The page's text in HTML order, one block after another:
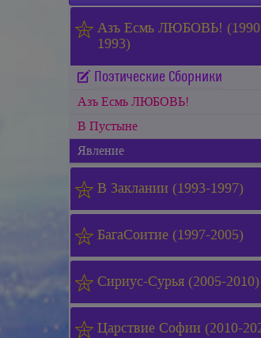
Азъ Есмь ЛЮБОВЬ!
1993)
Поэтические Сборники
Азъ Есмь ЛЮБОВЬ!
В Пустыне
Явление
В Заклании (1993-1997)
БагаСоитие (1997-2005)
Сириус-Сурья (2005-2010)
Царствие Софии (2010-